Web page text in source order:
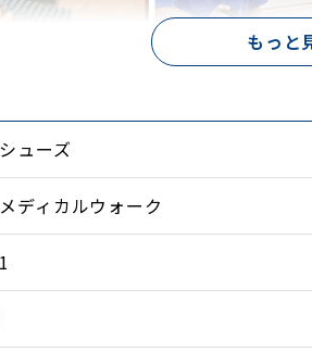
もっと
ューズ
ディカルウォーク